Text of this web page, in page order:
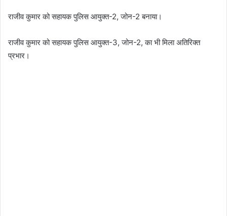
राजीव कुमार को सहायक पुलिस आयुक्त-2, जोन-2 बनाया।
राजीव कुमार को सहायक पुलिस आयुक्त-3, जोन-2, का भी मिला अतिरिक्त
प्रभार।